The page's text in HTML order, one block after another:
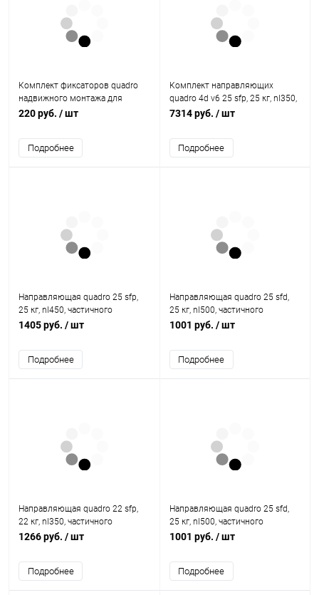
Комплект фиксаторов quadro
надвижного монтажа для
дерев. ящиков,дно заподлицо
220 руб. / шт
Подробнее
Комплект направляющих
quadro 4d v6 25 sfp, 25 кг, nl350,
полного выдвижения, eb20
7314 руб. / шт
Подробнее
Направляющая quadro 25 sfp,
25 кг, nl450, частичного
выдвижения, eb20, левая
1405 руб. / шт
Подробнее
Направляющая quadro 25 sfd,
25 кг, nl500, частичного
выдвижения, eb20, правая
1001 руб. / шт
Подробнее
Направляющая quadro 22 sfp,
22 кг, nl350, частичного
выдвижения, eb20, левая
1266 руб. / шт
Подробнее
Направляющая quadro 25 sfd,
25 кг, nl500, частичного
выдвижения, eb20, левая
1001 руб. / шт
Подробнее